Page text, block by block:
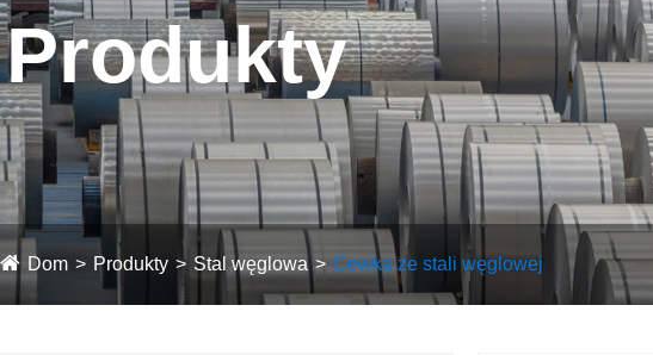
Produkty
Dom Produkty Stal węglowa Cewka ze stali węglowej